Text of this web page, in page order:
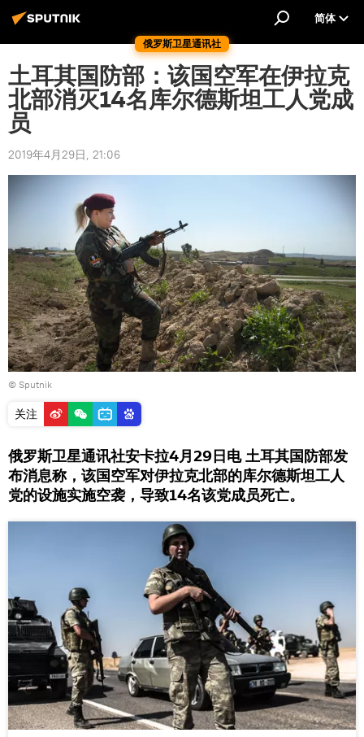
俄罗斯卫星通讯社
简体
土耳其国防部：该国空军在伊拉克
北部消灭14名库尔德斯坦工人党成
员
2019年4月29日, 21:06
© Sputnik
关注
俄罗斯卫星通讯社安卡拉4月29日电 土耳其国防部发
布消息称，该国空军对伊拉克北部的库尔德斯坦工人
党的设施实施空袭，导致14名该党成员死亡。